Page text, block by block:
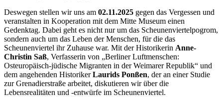
Deswegen stellen wir uns am 02.11.2025 gegen das Vergessen und
veranstalten in Kooperation mit dem Mitte Museum einen
Gedenktag. Dabei geht es nicht nur um das Scheunenviertelpogrom,
sondern auch um das Leben der Menschen, für die das
Scheunenviertel ihr Zuhause war. Mit der Historikerin Anne-
Christin Saß, Verfasserin von „Berliner Luftmenschen:
Osteuropäisch-jüdische Migranten in der Weimarer Republik“ und
dem angehenden HistorikerLaurids Ponßen, der an einer Studie
zur Grenadierstraße arbeitet, diskutieren wir über die
Lebensrealitäten und -entwürfe im Scheunenviertel.